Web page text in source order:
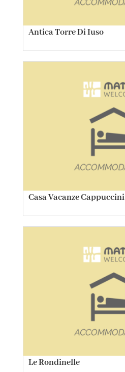
Antica Torre Di Iuso
Casa Vacanze Cappuccini
Le Rondinelle